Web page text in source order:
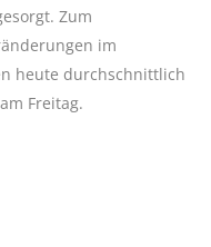
Zum
im
heute durchschnittlich
Freitag.